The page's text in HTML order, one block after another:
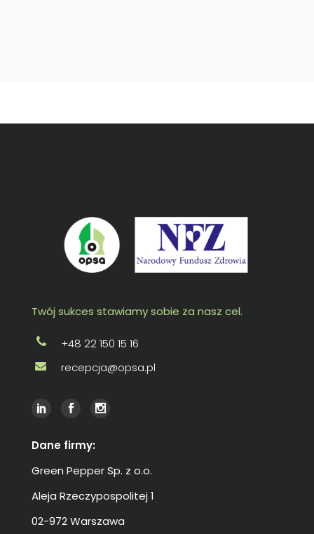
Twój sukces stawiamy sobie za nasz cel.
+48 22 150 15 16
recepcja@opsa.pl
Dane firmy:
Green Pepper Sp. z o.o.
Aleja Rzeczypospolitej 1
02-972 Warszawa